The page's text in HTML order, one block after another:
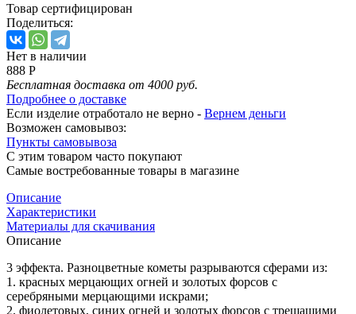
Товар сертифицирован
Поделиться:
Нет в наличии
888 Р
Бесплатная доставка от 4000 руб.
Подробнее о доставке
Если изделие отработало не верно - Вернем деньги
Возможен самовывоз:
Пункты самовывоза
С этим товаром часто покупают
Самые востребованные товары в магазине
Описание
Характеристики
Материалы для скачивания
Описание
3 эффекта. Разноцветные кометы разрываются сферами из:
1. красных мерцающих огней и золотых форсов с
серебряными мерцающими искрами;
2. фиолетовых, синих огней и золотых форсов с трещащими